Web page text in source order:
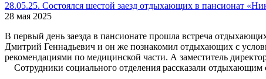
28.05.25. Состоялся шестой заезд отдыхающих в пансионат
28 мая 2025
В первый день заезда в пансионате прошла встреча
Дмитрий Геннадьевич и он же познакомил отдыхающих с
рекомендациями по медицинской части. А заместитель
Сотрудники социального отделения рассказали отдыхающим